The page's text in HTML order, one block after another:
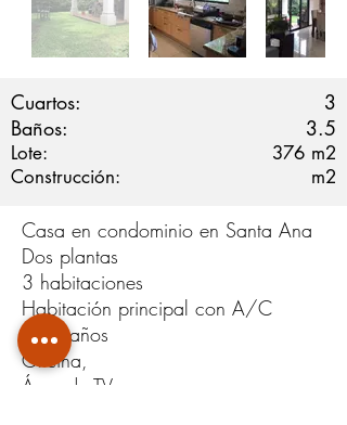
Cuartos:
Baños:
Lote:
Construcción:
3
3.5
376 m2
m2
Casa en condominio en Santa Ana
Dos plantas
3 habitaciones
Habitación principal con A/C
3,5 baños
Oficina,
Área de TV